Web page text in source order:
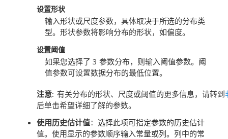
设置形状
输入形状或尺度参数，具体取决于所选的分布类
型。形状参数将影响分布的形状，如偏度。
设置阈值
如果您选择了 3 参数分布，则输入阈值参数。阈
值参数可设置数据分布的最低位置。
注意 有关分布的形状、尺度或阈值的更多信息，请转到
后单击希望详细了解的参数。
使用历史估计值：选择此项可指定参数的历史估计
值。使用显示的参数顺序输入常量或列。列中的常